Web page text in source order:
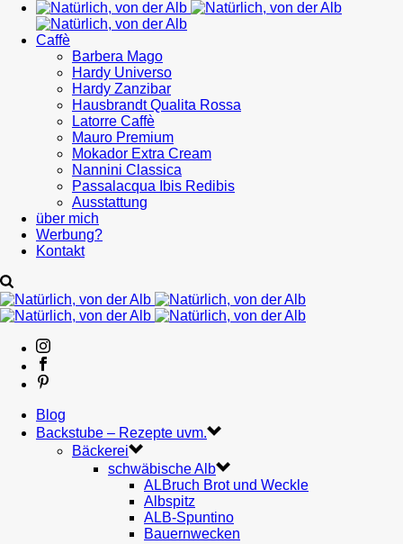
Caffè
Barbera Mago
Hardy Universo
Hardy Zanzibar
Hausbrandt Qualita Rossa
Latorre Caffè
Mauro Premium
Mokador Extra Cream
Nannini Classica
Passalacqua Ibis Redibis
Ausstattung
über mich
Werbung?
Kontakt
Blog
Backstube – Rezepte uvm.
Bäckerei
schwäbische Alb
ALBruch Brot und Weckle
Albspitz
ALB-Spuntino
Bauernwecken